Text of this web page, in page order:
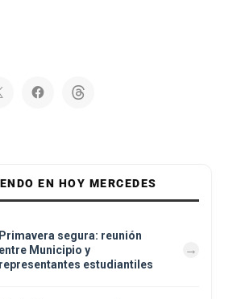
EN HOY MERCEDES
Primavera segura: reunión
entre Municipio y
representantes estudiantiles